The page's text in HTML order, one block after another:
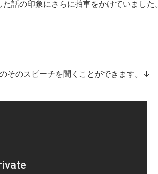
話の印象にさらに拍車をかけていました。
そのスピーチを聞くことができます。↓